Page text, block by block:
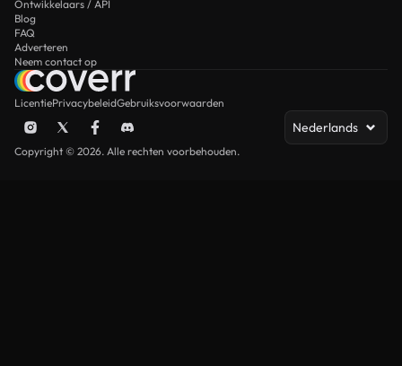
Ontwikkelaars / API
Blog
FAQ
Adverteren
Neem contact op
LicentiePrivacybeleidGebruiksvoorwaarden
Nederlands
Copyright © 2026. Alle rechten voorbehouden.